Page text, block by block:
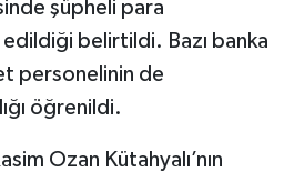
şüpheli para
belirtildi. Bazı banka
personelinin de
öğrenildi.
Ozan Kütahyalı’nın